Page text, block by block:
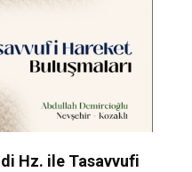
Hz. ile Tasavvufi